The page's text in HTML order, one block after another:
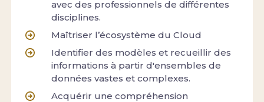
avec des professionnels de différentes
disciplines.
Maîtriser l’écosystème du Cloud
Identifier des modèles et recueillir des
informations à partir d'ensembles de
données vastes et complexes.
Acquérir une compréhension